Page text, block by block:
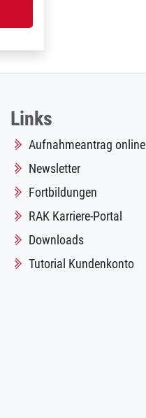
Links
Aufnahmeantrag online
Newsletter
Fortbildungen
RAK Karriere-Portal
Downloads
Tutorial Kundenkonto